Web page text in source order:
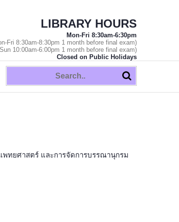
LIBRARY HOURS
Mon-Fri 8:30am-6:30pm
Fri 8:30am-8:30pm 1 month before final exam)
10:00am-6:00pm 1 month before final exam)
Closed on Public Holidays
ทยศาสตร์ และการจัดการบรรณานุกรม